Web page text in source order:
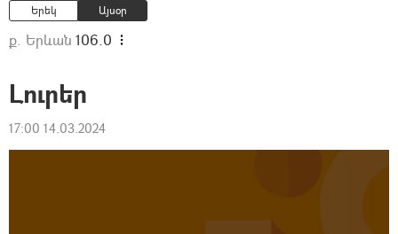
Երեկ Այսօր
ք. Երևան 106.0
Լուրեր
17:00 14.03.2024